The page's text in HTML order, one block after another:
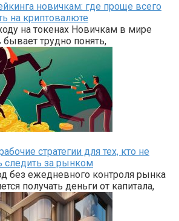
новичкам: где проще всего
на криптовалюте
на токенах Новичкам в мире
трудно понять,
стратегии для тех, кто не
следить за рынком
без ежедневного контроля рынка
получать деньги от капитала,